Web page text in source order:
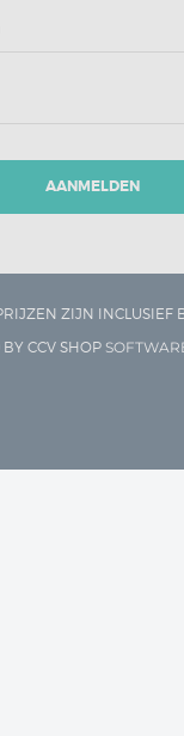
AANMELDEN
ZIJN INCLUSIEF
CCV SHOP